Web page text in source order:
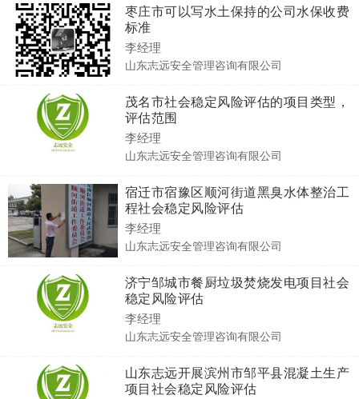
枣庄市可以写水土保持的公司水保收费
标准
李经理
山东志远安全管理咨询有限公司
茂名市社会稳定风险评估的项目类型，
评估范围
李经理
山东志远安全管理咨询有限公司
宿迁市宿豫区顺河街道黑臭水体整治工
程社会稳定风险评估
李经理
山东志远安全管理咨询有限公司
济宁邹城市餐厨垃圾焚烧发电项目社会
稳定风险评估
李经理
山东志远安全管理咨询有限公司
山东志远开展滨州市邹平县混凝土生产
项目社会稳定风险评估